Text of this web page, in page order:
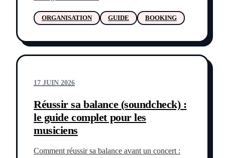
ORGANISATION GUIDE BOOKING
17 JUIN 2026
Réussir sa balance (soundcheck) :
le guide complet pour les
musiciens
Comment réussir sa balance avant un concert :